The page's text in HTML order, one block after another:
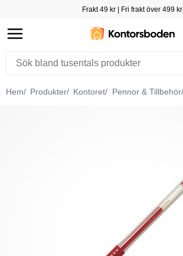
Frakt 49 kr | Fri frakt över 499 kr
Hem Produkter Kontoret Pennor & Tillbehör